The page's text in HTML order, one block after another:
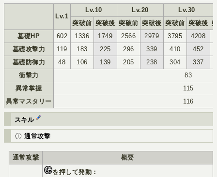
Lv.1
Lv.10 Lv.20
Lv.30
突破前 突破後 突破前 突破後 突破前 突破後
基礎HP
602 1336 1749 2566 2979 3795 4208
基礎攻撃力
119 183 225 296 339 410 452
基礎防御力
48 106 139 205 238 304 337
衝撃力
83
異常掌握
115
異常マスタリー
116
スキル
通常攻撃
通常攻撃 概要
を押して発動：